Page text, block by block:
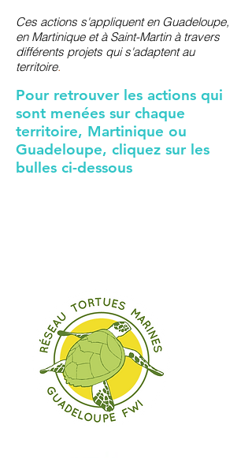
Ces actions s'appliquent en Guadeloupe,
en Martinique et à Saint-Martin à travers
différents projets qui s'adaptent au
territoire.
Pour retrouver les actions qui
sont menées sur chaque
territoire, Martinique ou
Guadeloupe, cliquez sur les
bulles ci-dessous